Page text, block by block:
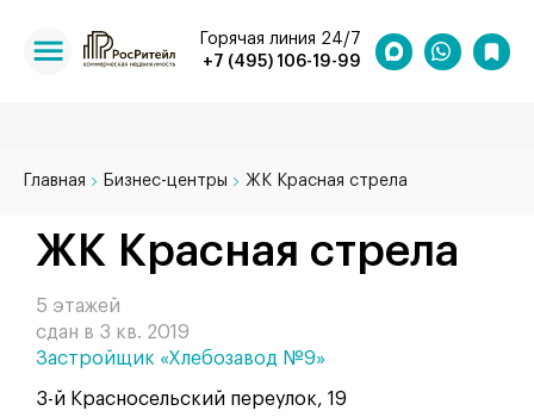
+7 (495) 106-19-99
Горячая линия 24/7
Главная Бизнес-центры ЖК Красная стрела
ЖК Красная стрела
5 этажей
сдан в 3 кв. 2019
Застройщик «Хлебозавод №9»
3-й Красносельский переулок, 19